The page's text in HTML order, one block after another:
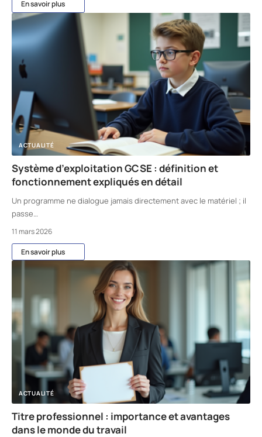
En savoir plus
ACTUALITÉ
Système d’exploitation GCSE : définition et
fonctionnement expliqués en détail
Un programme ne dialogue jamais directement avec le matériel ; il
passe…
11 mars 2026
En savoir plus
ACTUALITÉ
Titre professionnel : importance et avantages
dans le monde du travail